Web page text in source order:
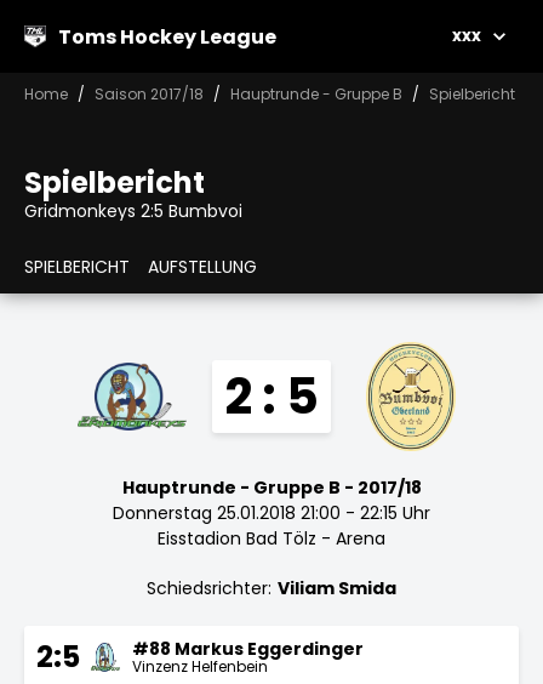
Toms Hockey League xxx
Home Saison 2017/18 Hauptrunde - Gruppe B Spielbericht
Spielbericht
Gridmonkeys 2:5 Bumbvoi
SPIELBERICHT AUFSTELLUNG
2 : 5
Hauptrunde - Gruppe B - 2017/18
Donnerstag 25.01.2018 21:00 - 22:15 Uhr
Eisstadion Bad Tölz - Arena
Schiedsrichter: Viliam Smida
2:5 #88 Markus Eggerdinger
Vinzenz Helfenbein